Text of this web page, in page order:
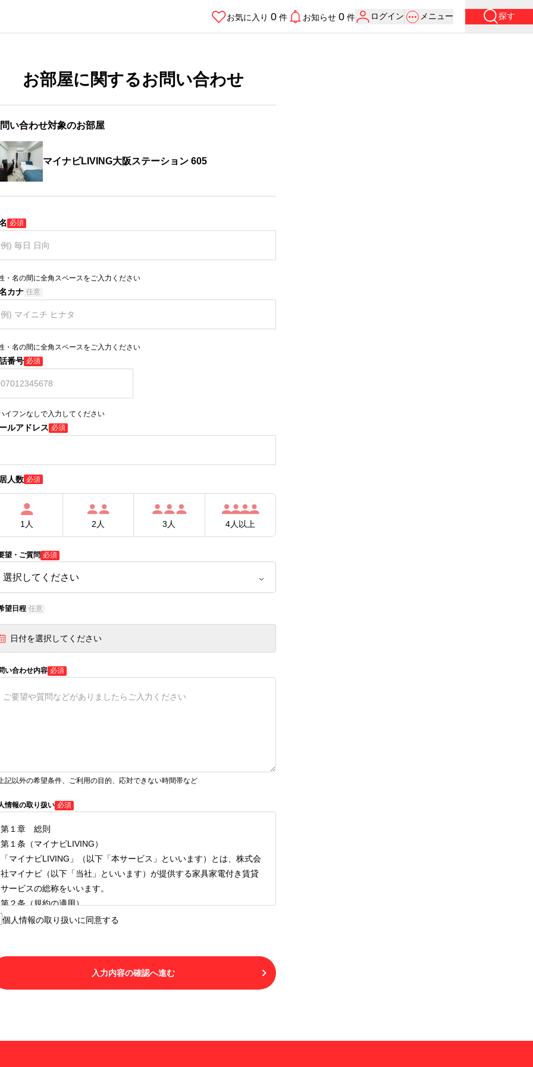
お気に入り 0 件 お知らせ 0 件 ログイン メニュー 探す
お部屋に関するお問い合わせ
い合わせ対象のお部屋
マイナビLIVING大阪ステーション 605
必須
・名の間に全角スペースをご入力ください
カナ 任意
・名の間に全角スペースをご入力ください
番号 必須
イフンなしで入力してください
ルアドレス 必須
人数 必須
1人 2人 3人 4人以上
望・ご質問 必須
望日程 任意
日付を選択してください
い合わせ内容 必須
記以外の希望条件、ご利用の目的、応対できない時間帯など
情報の取り扱い 必須
第１章 総則
第１条（マイナビLIVING）
「マイナビLIVING」（以下「本サービス」といいます）とは、株式会
社マイナビ（以下「当社」といいます）が提供する家具家電付き賃貸
サービスの総称をいいます。
第２条（規約の適用）
１.本サービスを利用する者（以下「利用者」といいます）は、本サー
をもってのみ認められるものとし、不承諾の場合には、本サービスを
利用することはできません。
個人情報の取り扱いに同意する
入力内容の確認へ進む